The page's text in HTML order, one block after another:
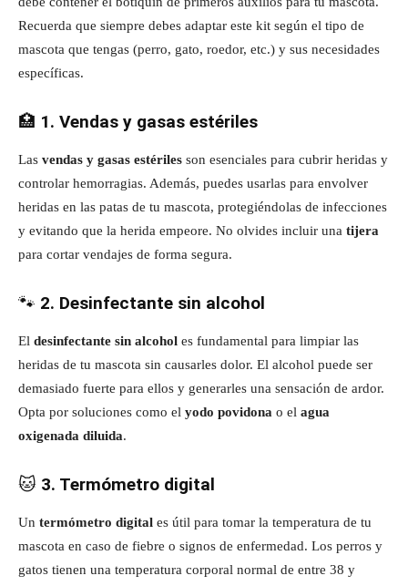
Recuerda que siempre debes adaptar este kit según el tipo de
mascota que tengas (perro, gato, roedor, etc.) y sus necesidades
específicas.
🏥 1. Vendas y gasas estériles
Las vendas y gasas estériles son esenciales para cubrir heridas y
controlar hemorragias. Además, puedes usarlas para envolver
heridas en las patas de tu mascota, protegiéndolas de infecciones
y evitando que la herida empeore. No olvides incluir una tijera
para cortar vendajes de forma segura.
🐾 2. Desinfectante sin alcohol
El desinfectante sin alcohol es fundamental para limpiar las
heridas de tu mascota sin causarles dolor. El alcohol puede ser
demasiado fuerte para ellos y generarles una sensación de ardor.
Opta por soluciones como el yodo povidona o el agua
oxigenada diluida.
🐱 3. Termómetro digital
Un termómetro digital es útil para tomar la temperatura de tu
mascota en caso de fiebre o signos de enfermedad. Los perros y
gatos tienen una temperatura corporal normal de entre 38 y